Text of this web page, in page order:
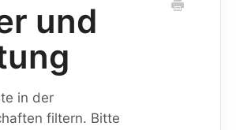
und
in der
filtern. Bitte